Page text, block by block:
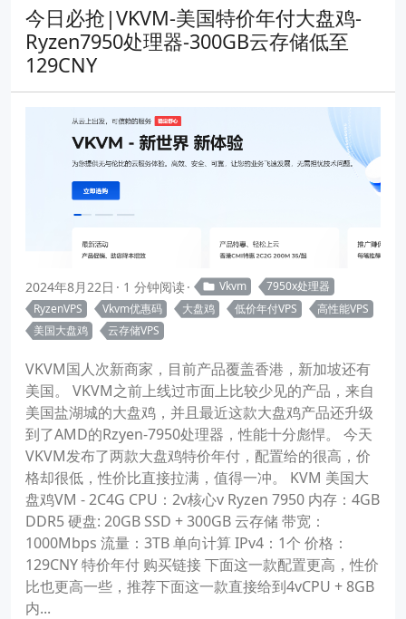
今日必抢|VKVM-美国特价年付大盘鸡-
Ryzen7950处理器-300GB云存储低至
129CNY
2024年8月22日 1 分钟阅读 Vkvm
7950x处理器
RyzenVPS
Vkvm优惠码 大盘鸡 低价年付VPS
高性能VPS
美国大盘鸡
云存储VPS
VKVM国人次新商家，目前产品覆盖香港，新加坡还有
美国。 VKVM之前上线过市面上比较少见的产品，来自
美国盐湖城的大盘鸡，并且最近这款大盘鸡产品还升级
到了AMD的Rzyen-7950处理器，性能十分彪悍。 今天
VKVM发布了两款大盘鸡特价年付，配置给的很高，价
格却很低，性价比直接拉满，值得一冲。 KVM 美国大
盘鸡VM - 2C4G CPU：2v核心v Ryzen 7950 内存：4GB
DDR5 硬盘: 20GB SSD + 300GB 云存储 带宽：
1000Mbps 流量：3TB 单向计算 IPv4：1个 价格：
129CNY 特价年付 购买链接 下面这一款配置更高，性价
比也更高一些，推荐下面这一款直接给到4vCPU + 8GB
内...